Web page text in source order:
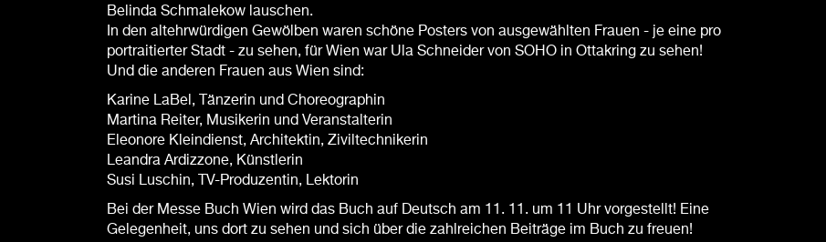
Belinda Schmalekow lauschen.
In den altehrwürdigen Gewölben waren schöne Posters von ausgewählten Frauen - je eine pro
portraitierter Stadt - zu sehen, für Wien war Ula Schneider von SOHO in Ottakring zu sehen!
Und die anderen Frauen aus Wien sind:
Karine LaBel, Tänzerin und Choreographin
Martina Reiter, Musikerin und Veranstalterin
Eleonore Kleindienst, Architektin, Ziviltechnikerin
Leandra Ardizzone, Künstlerin
Susi Luschin, TV-Produzentin, Lektorin
Bei der Messe Buch Wien wird das Buch auf Deutsch am 11. 11. um 11 Uhr vorgestellt! Eine
Gelegenheit, uns dort zu sehen und sich über die zahlreichen Beiträge im Buch zu freuen!